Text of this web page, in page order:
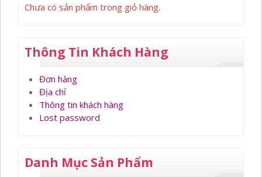
Chưa có sản phẩm trong giỏ hàng.
Thông Tin Khách Hàng
Đơn hàng
Địa chỉ
Thông tin khách hàng
Lost password
Danh Mục Sản Phẩm